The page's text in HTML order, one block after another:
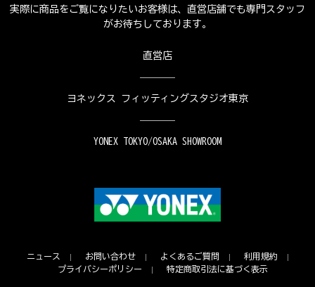
実際に商品をご覧になりたいお客様は、直営店舗でも専門スタッフ
がお待ちしております。
直営店
ヨネックス フィッティングスタジオ東京
YONEX TOKYO/OSAKA SHOWROOM
ニュース お問い合わせ よくあるご質問
利用規約
プライバシーポリシー
特定商取引法に基づく表示